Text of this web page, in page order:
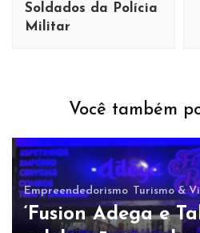
Soldados da Polícia
Militar
Você também
Empreendedorismo Turismo &
‘Fusion Adega e